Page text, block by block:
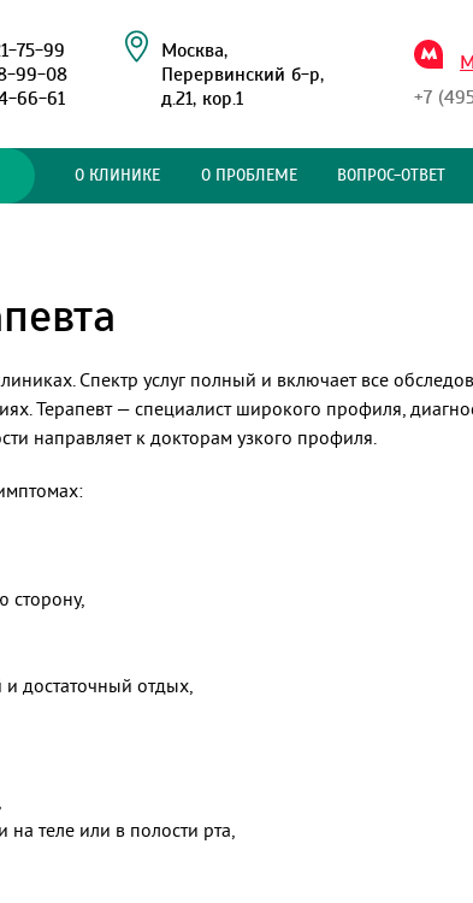
75-99
99-08
66-61
Москва,
Перервинский б-р,
д.21, кор.1
+7
О КЛИНИКЕ О ПРОБЛЕМЕ ВОПРОС-ОТВЕТ
Спектр услуг полный и включает все
Терапевт — специалист широкого профиля,
направляет к докторам узкого профиля.
сторону,
и достаточный отдых,
теле или в полости рта,